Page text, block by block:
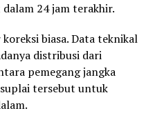
24 jam terakhir.
biasa. Data teknikal
distribusi dari
pemegang jangka
tersebut untuk